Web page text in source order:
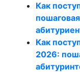
Как
Как
2026: